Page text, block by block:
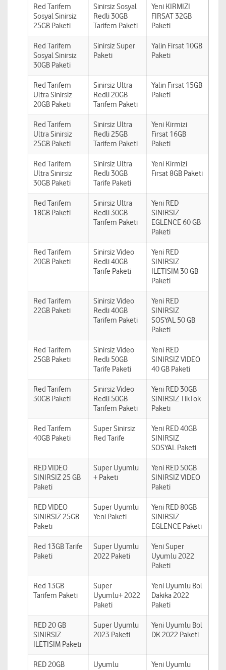
Red Tarifem
Sosyal Sinirsiz
25GB Paketi
Sinirsiz Sosyal
Redli 30GB
Tarifem Paketi
Yeni KIRMIZI
FIRSAT 32GB
Paketi
Red Tarifem
Sosyal Sinirsiz
30GB Paketi
Sinirsiz Super
Paketi
Yalin Firsat 10GB
Paketi
Red Tarifem
Ultra Sinirsiz
20GB Paketi
Sinirsiz Ultra
Redli 20GB
Tarifem Paketi
Yalin Firsat 15GB
Paketi
Red Tarifem
Ultra Sinirsiz
25GB Paketi
Sinirsiz Ultra
Redli 25GB
Tarifem Paketi
Yeni Kirmizi
Firsat 16GB
Paketi
Red Tarifem
Ultra Sinirsiz
30GB Paketi
Sinirsiz Ultra
Redli 30GB
Tarife Paketi
Yeni Kirmizi
Firsat 8GB Paketi
Red Tarifem
18GB Paketi
Sinirsiz Ultra
Redli 30GB
Tarifem Paketi
Yeni RED
SINIRSIZ
EGLENCE 60 GB
Paketi
Red Tarifem
20GB Paketi
Sinirsiz Video
Redli 40GB
Tarife Paketi
Yeni RED
SINIRSIZ
ILETISIM 30 GB
Paketi
Red Tarifem
22GB Paketi
Sinirsiz Video
Redli 40GB
Tarifem Paketi
Yeni RED
SINIRSIZ
SOSYAL 50 GB
Paketi
Red Tarifem
25GB Paketi
Sinirsiz Video
Redli 50GB
Tarife Paketi
Yeni RED
SINIRSIZ VIDEO
40 GB Paketi
Red Tarifem
30GB Paketi
Sinirsiz Video
Redli 50GB
Tarifem Paketi
Yeni RED 30GB
SINIRSIZ TikTok
Paketi
Red Tarifem
40GB Paketi
Super Sinirsiz
Red Tarife
Yeni RED 40GB
SINIRSIZ
SOSYAL Paketi
RED VIDEO
SINIRSIZ 25 GB
Paketi
Super Uyumlu
+ Paketi
Yeni RED 50GB
SINIRSIZ VIDEO
Paketi
RED VIDEO
SINIRSIZ 25GB
Paketi
Super Uyumlu
Yeni Paketi
Yeni RED 80GB
SINIRSIZ
EGLENCE Paketi
Red 13GB Tarife
Paketi
Super Uyumlu
2022 Paketi
Yeni Super
Uyumlu 2022
Paketi
Red 13GB
Tarifem Paketi
Super
Uyumlu+ 2022
Paketi
Yeni Uyumlu Bol
Dakika 2022
Paketi
RED 20 GB
SINIRSIZ
ILETISIM Paketi
Super Uyumlu
2023 Paketi
Yeni Uyumlu Bol
DK 2022 Paketi
RED 20GB
Uyumlu
Yeni Uyumlu